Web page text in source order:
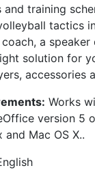
and training
tactics
a speaker
solution for
accessories
Works
version 5
and Mac OS X..